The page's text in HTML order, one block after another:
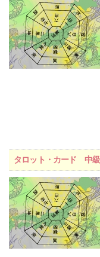
タロット・カード 中